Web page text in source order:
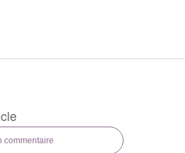
commentaire